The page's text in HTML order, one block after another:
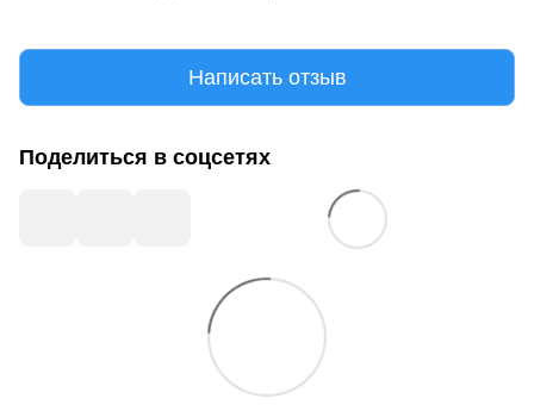
Написать отзыв
Поделиться в соцсетях